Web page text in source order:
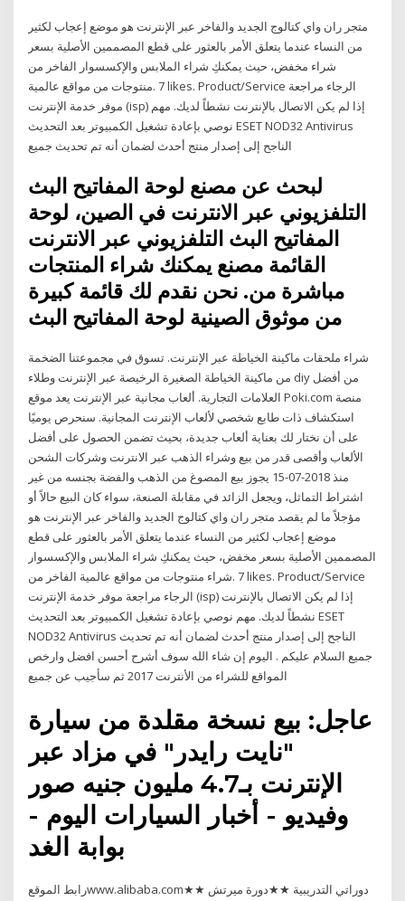
متجر ران واي كتالوج الجديد والفاخر عبر الإنترنت هو موضع إعجاب لكثير
من النساء عندما يتعلق الأمر بالعثور على قطع المصممين الأصلية بسعر
مخفض، حيث يمكنكِ شراء الملابس والإكسسوار الفاخر من ‎شراء
منتوجات من مواقع عالمية‎. 7 likes. Product/Service الرجاء مراجعة
موفر خدمة الإنترنت (isp) إذا لم يكن الاتصال بالإنترنت نشطاً لديك. مهم
نوصي بإعادة تشغيل الكمبيوتر بعد التحديث ESET NOD32 Antivirus
الناجح إلى إصدار منتج أحدث لضمان أنه تم تحديث جميع
لبحث عن مصنع لوحة المفاتيح البث
التلفزيوني عبر الانترنت في الصين، لوحة
المفاتيح البث التلفزيوني عبر الانترنت
القائمة مصنع يمكنك شراء المنتجات
مباشرة من. نحن نقدم لك قائمة كبيرة
من موثوق الصينية لوحة المفاتيح البث
شراء ملحقات ماكينة الخياطة عبر الإنترنت. تسوق في مجموعتنا الضخمة
من ماكينة الخياطة الصغيرة الرخيصة عبر الإنترنت وطلاء diy من أفضل
العلامات التجارية. ألعاب مجانية عبر الإنترنت يعد موقع Poki.com منصة
استكشاف ذات طابع شخصي لألعاب الإنترنت المجانية. سنحرص يوميًا
على أن نختار لك بعناية ألعاب جديدة، بحيث تضمن الحصول على أفضل
الألعاب وأقصى قدر من بيع وشراء الذهب عبر الانترنت وشركات الشحن
منذ 2018-07-15 يجوز بيع المصوغ من الذهب والفضة بجنسه من غير
اشتراط التماثل، ويجعل الزائد في مقابلة الصنعة، سواء كان البيع حالاً أو
مؤجلاً ما لم يقصد متجر ران واي كتالوج الجديد والفاخر عبر الإنترنت هو
موضع إعجاب لكثير من النساء عندما يتعلق الأمر بالعثور على قطع
المصممين الأصلية بسعر مخفض، حيث يمكنكِ شراء الملابس والإكسسوار
الفاخر من ‎شراء منتوجات من مواقع عالمية‎. 7 likes. Product/Service
الرجاء مراجعة موفر خدمة الإنترنت (isp) إذا لم يكن الاتصال بالإنترنت
نشطاً لديك. مهم نوصي بإعادة تشغيل الكمبيوتر بعد التحديث ESET
NOD32 Antivirus الناجح إلى إصدار منتج أحدث لضمان أنه تم تحديث
جميع السلام عليكم . اليوم إن شاء الله سوف أشرح أحسن افضل وارخص
المواقع للشراء من الأنترنت 2017 ثم سأجيب عن جميع
عاجل: بيع نسخة مقلدة من سيارة
"نايت رايدر" في مزاد عبر
الإنترنت بـ4.7 مليون جنيه صور
وفيديو - أخبار السيارات اليوم -
بوابة الغد
رابط الموقعwww.alibaba.com★★ دوراتي التدريبية ★★دورة ميرتش